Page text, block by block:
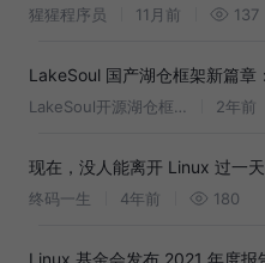
猩猩程序员 11月前 137
LakeSoul 国产湖仓框架新篇章
证，新版本重磅发布LakeSoul开源湖仓框架 2年前
现在，没人能离开 Linux 过一天
终码一生 4年前 180